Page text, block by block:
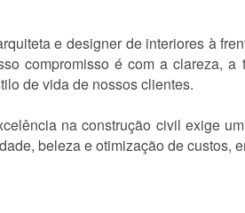
e designer de interiores à
compromisso é com a clareza,
de vida de nossos clientes.
na construção civil exige
beleza e otimização de custos,